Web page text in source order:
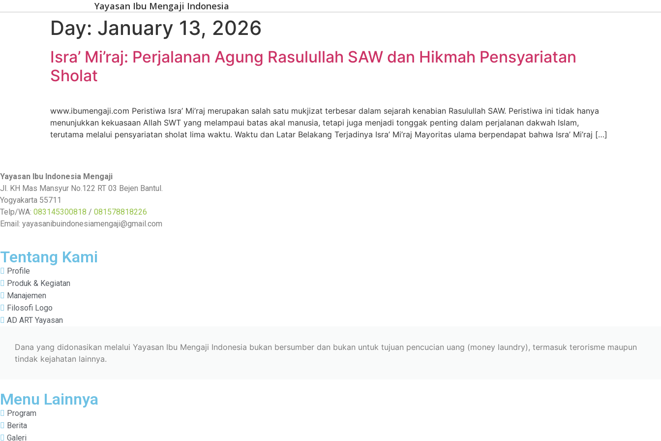
Yayasan Ibu Mengaji Indonesia
Day: January 13, 2026
Isra’ Mi’raj: Perjalanan Agung Rasulullah SAW dan Hikmah Pensyariatan
Sholat
www.ibumengaji.com Peristiwa Isra’ Mi’raj merupakan salah satu mukjizat terbesar dalam sejarah kenabian Rasulullah SAW. Peristiwa ini tidak hanya
menunjukkan kekuasaan Allah SWT yang melampaui batas akal manusia, tetapi juga menjadi tonggak penting dalam perjalanan dakwah Islam,
terutama melalui pensyariatan sholat lima waktu. Waktu dan Latar Belakang Terjadinya Isra’ Mi’raj Mayoritas ulama berpendapat bahwa Isra’ Mi’raj […]
Yayasan Ibu Indonesia Mengaji
Jl. KH Mas Mansyur No.122 RT 03 Bejen Bantul.
Yogyakarta 55711
Telp/WA: 083145300818 / 081578818226
Email: yayasanibuindonesiamengaji@gmail.com
Tentang Kami
Profile
Produk & Kegiatan
Manajemen
Filosofi Logo
AD ART Yayasan
Dana yang didonasikan melalui Yayasan Ibu Mengaji Indonesia bukan bersumber dan bukan untuk tujuan pencucian uang (money laundry), termasuk terorisme maupun
tindak kejahatan lainnya.
Menu Lainnya
Program
Berita
Galeri